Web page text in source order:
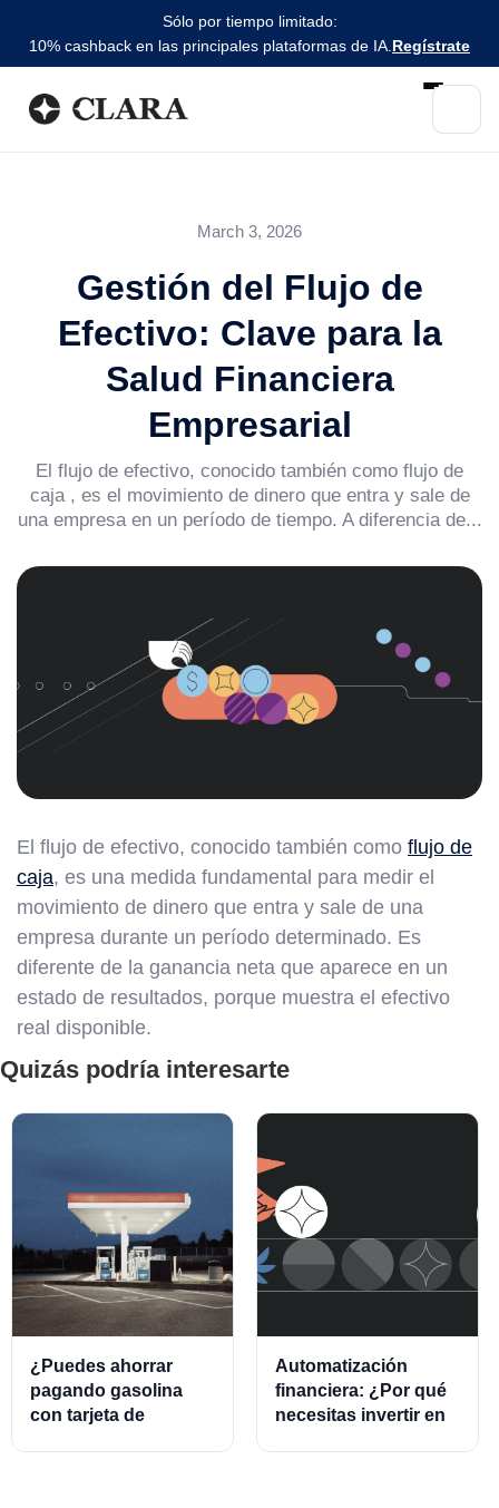
Sólo por tiempo limitado:
10% cashback en las principales plataformas de IA. Regístrate
March 3, 2026
Gestión del Flujo de
Efectivo: Clave para la
Salud Financiera
Empresarial
El flujo de efectivo, conocido también como flujo de
caja , es el movimiento de dinero que entra y sale de
una empresa en un período de tiempo. A diferencia de...
El flujo de efectivo, conocido también como flujo de
caja, es una medida fundamental para medir el
movimiento de dinero que entra y sale de una
empresa durante un período determinado. Es
diferente de la ganancia neta que aparece en un
estado de resultados, porque muestra el efectivo
real disponible.
Quizás podría interesarte
¿Puedes ahorrar
pagando gasolina
con tarjeta de
Automatización
financiera: ¿Por qué
necesitas invertir en